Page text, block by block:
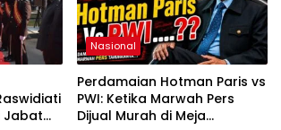
Jabat
Nasional
Perdamaian Hotman Paris vs
PWI: Ketika Marwah Pers
Dijual Murah di Meja